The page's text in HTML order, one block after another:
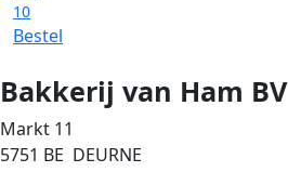
10
Bestel
Bakkerij van Ham BV
Markt 11
5751 BE DEURNE